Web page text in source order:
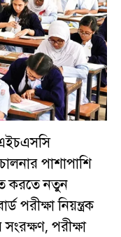
পাশাপাশি
করতে নতুন
পরীক্ষা নিয়ন্ত্রক
পরীক্ষা